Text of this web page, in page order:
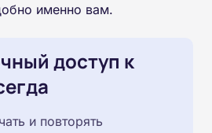
именно вам.
доступ к
и повторять